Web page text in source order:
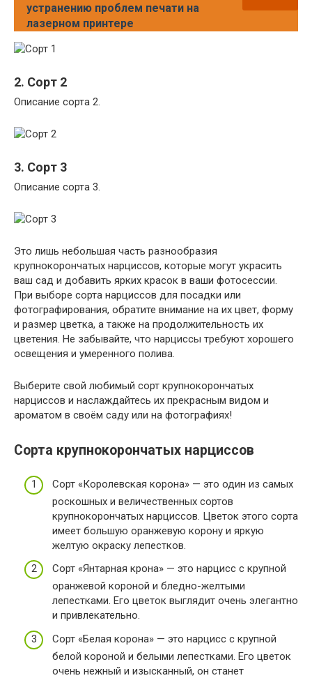
устранению проблем печати на
лазерном принтере
2. Сорт 2
Описание сорта 2.
3. Сорт 3
Описание сорта 3.
Это лишь небольшая часть разнообразия
крупнокорончатых нарциссов, которые могут украсить
ваш сад и добавить ярких красок в ваши фотосессии.
При выборе сорта нарциссов для посадки или
фотографирования, обратите внимание на их цвет, форму
и размер цветка, а также на продолжительность их
цветения. Не забывайте, что нарциссы требуют хорошего
освещения и умеренного полива.
Выберите свой любимый сорт крупнокорончатых
нарциссов и наслаждайтесь их прекрасным видом и
ароматом в своём саду или на фотографиях!
Сорта крупнокорончатых нарциссов
Сорт «Королевская корона» — это один из самых
роскошных и величественных сортов
крупнокорончатых нарциссов. Цветок этого сорта
имеет большую оранжевую корону и яркую
желтую окраску лепестков.
Сорт «Янтарная крона» — это нарцисс с крупной
оранжевой короной и бледно-желтыми
лепестками. Его цветок выглядит очень элегантно
и привлекательно.
Сорт «Белая корона» — это нарцисс с крупной
белой короной и белыми лепестками. Его цветок
очень нежный и изысканный, он станет